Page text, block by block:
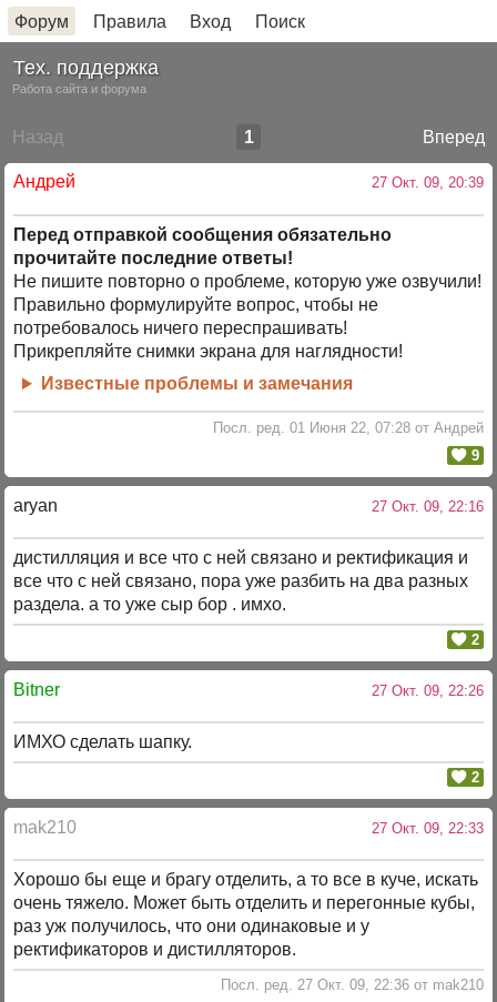
Форум Правила Вход Поиск
Тех. поддержка
Работа сайта и форума
Назад Вперед
1
Андрей 27 Окт. 09, 20:39
Перед отправкой сообщения обязательно
прочитайте последние ответы!
Не пишите повторно о проблеме, которую уже озвучили!
Правильно формулируйте вопрос, чтобы не
потребовалось ничего переспрашивать!
Прикрепляйте снимки экрана для наглядности!
Известные проблемы и замечания
Посл. ред. 01 Июня 22, 07:28 от Андрей
9
aryan 27 Окт. 09, 22:16
дистилляция и все что с ней связано и ректификация и
все что с ней связано, пора уже разбить на два разных
раздела. а то уже сыр бор . имхо.
2
Bitner 27 Окт. 09, 22:26
ИМХО сделать шапку.
2
mak210 27 Окт. 09, 22:33
Хорошо бы еще и брагу отделить, а то все в куче, искать
очень тяжело. Может быть отделить и перегонные кубы,
раз уж получилось, что они одинаковые и у
ректификаторов и дистилляторов.
Посл. ред. 27 Окт. 09, 22:36 от mak210